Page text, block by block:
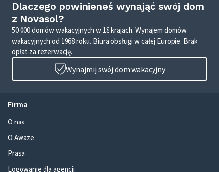
Dlaczego powinieneś wynająć swój dom
z Novasol?
50 000 domów wakacyjnych w 18 krajach. Wynajem domów
wakacyjnych od 1968 roku. Biura obsługi w całej Europie. Brak
opłat za rezerwację.
Wynajmij swój dom wakacyjny
Firma
O nas
O Awaze
Prasa
Logowanie dla agencji